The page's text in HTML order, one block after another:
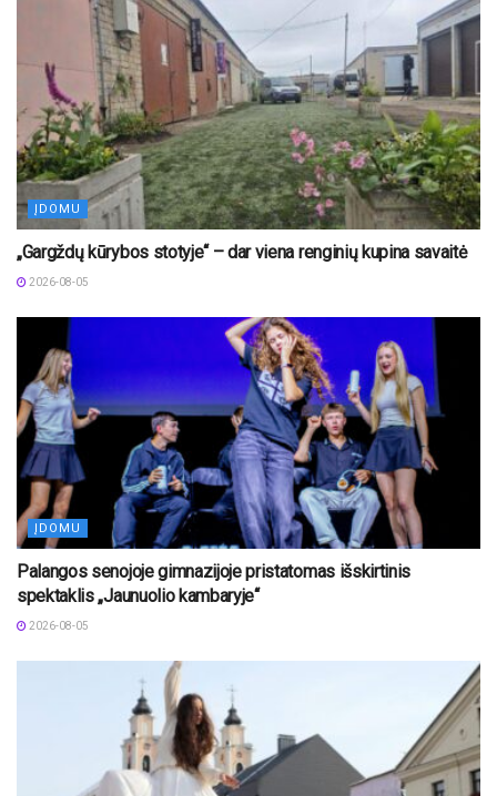
ĮDOMU
„Gargždų kūrybos stotyje“ – dar viena renginių kupina savaitė
2026-08-05
ĮDOMU
Palangos senojoje gimnazijoje pristatomas išskirtinis
spektaklis „Jaunuolio kambaryje“
2026-08-05